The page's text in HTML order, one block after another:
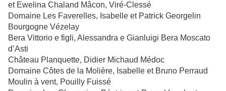
et Ewelina Chaland Mâcon, Viré-Clessé
Domaine Les Faverelles, Isabelle et Patrick Georgelin
Bourgogne Vézelay
Bera Vittorio e figli, Alessandra e Gianluigi Bera Moscato
d’Asti
Château Planquette, Didier Michaud Médoc
Domaine Côtes de la Molière, Isabelle et Bruno Perraud
Moulin à vent, Pouilly Fuissé